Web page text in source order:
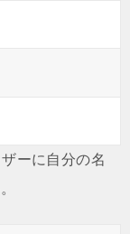
ーに自分の名